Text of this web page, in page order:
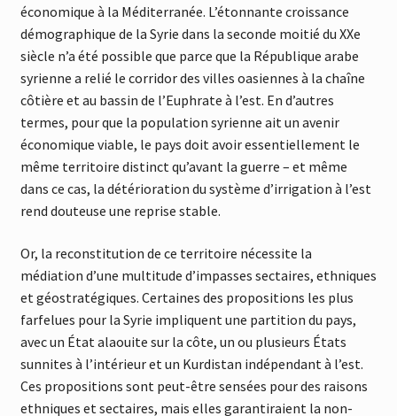
économique à la Méditerranée. L’étonnante croissance
démographique de la Syrie dans la seconde moitié du XXe
siècle n’a été possible que parce que la République arabe
syrienne a relié le corridor des villes oasiennes à la chaîne
côtière et au bassin de l’Euphrate à l’est. En d’autres
termes, pour que la population syrienne ait un avenir
économique viable, le pays doit avoir essentiellement le
même territoire distinct qu’avant la guerre – et même
dans ce cas, la détérioration du système d’irrigation à l’est
rend douteuse une reprise stable.
Or, la reconstitution de ce territoire nécessite la
médiation d’une multitude d’impasses sectaires, ethniques
et géostratégiques. Certaines des propositions les plus
farfelues pour la Syrie impliquent une partition du pays,
avec un État alaouite sur la côte, un ou plusieurs États
sunnites à l’intérieur et un Kurdistan indépendant à l’est.
Ces propositions sont peut-être sensées pour des raisons
ethniques et sectaires, mais elles garantiraient la non-